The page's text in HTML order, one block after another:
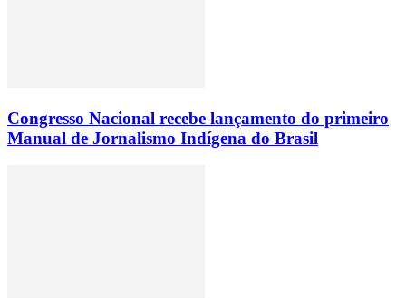
Congresso Nacional recebe lançamento do primeiro
Manual de Jornalismo Indígena do Brasil